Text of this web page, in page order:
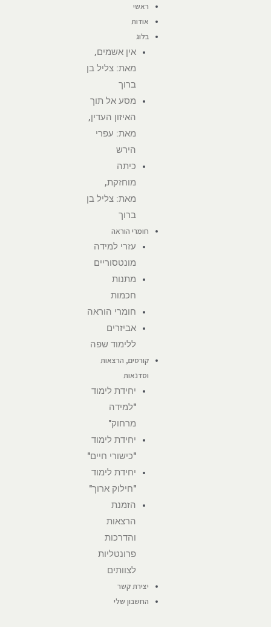
ראשי
אודות
בלוג
אין אשמים,
מאת: צליל בן
ברוך
מסע אל תוך
האיזון העדין,
מאת: עפרי
הירש
כיתה
מוחזקת,
מאת: צליל בן
ברוך
חומרי הוראה
עזרי למידה
מונטסוריים
מתנות
חכמות
חומרי הוראה
אביזרים
ללימוד שפה
קורסים, הרצאות
וסדנאות
יחידת לימוד
"למידה
מרחוק"
יחידת לימוד
"כישורי חיים"
יחידת לימוד
"חילוק ארוך"
הזמנת
הרצאות
והדרכות
פרונטליות
לצוותים
יצירת קשר
החשבון שלי